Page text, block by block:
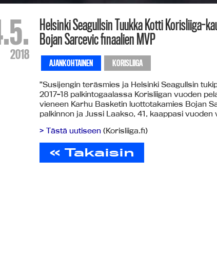
2018
Helsinki Seagullsin Tuukka Kotti Korisliiga-
Bojan Sarcevic finaalien MVP
AJANKOHTAINEN KORISLIIGA
”Susijengin teräsmies ja Helsinki Seagullsin
2017-18 palkintogaalassa Korisliigan vuoden
vieneen Karhu Basketin luottotakamies Bojan
palkinnon ja Jussi Laakso, 41, kaappasi vuoden
> Tästä uutiseen (Korisliiga.fi)
« Takaisin